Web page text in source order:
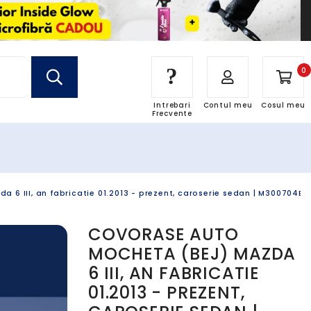
0
Cosul meu
Contul meu
?
Intrebari
Frecvente
6 III, an fabricatie 01.2013 - prezent, caroserie sedan |
COVORASE AUTO
MOCHETA (BEJ) MAZDA
6 III, AN FABRICATIE
01.2013 - PREZENT,